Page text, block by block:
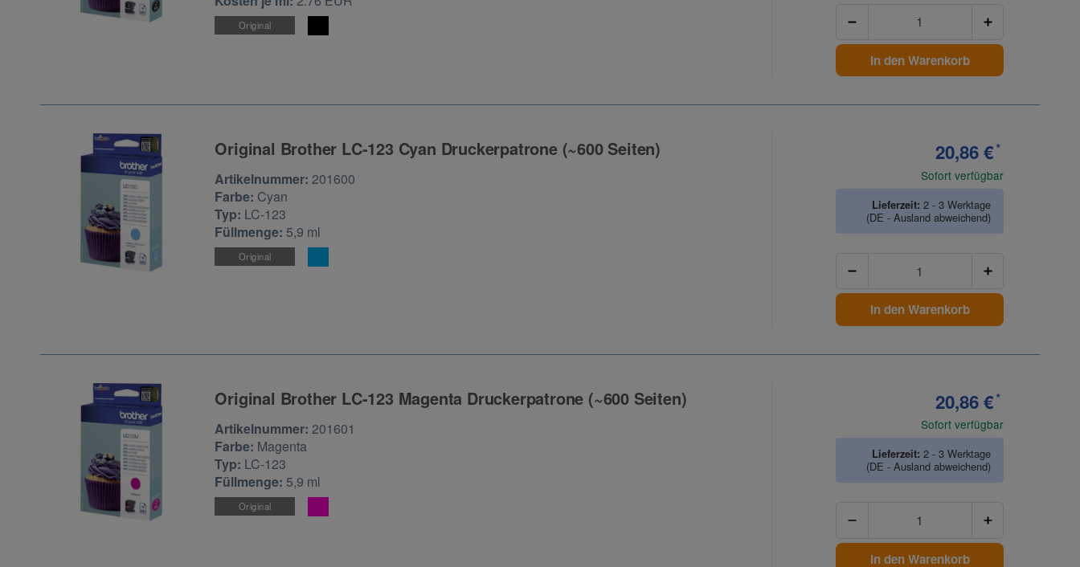
Original
In den Warenkorb
Original Brother LC-123 Cyan Druckerpatrone (~600 Seiten)
Zur Artikelbewertung
Artikelnummer:201600
Farbe: Cyan
Typ: LC-123
Füllmenge: 5,9 ml
Original
20,86 €*
Sofort verfügbar
Lieferzeit: 2 - 3 Werktage
(DE - Ausland abweichend)
In den Warenkorb
Original Brother LC-123 Magenta Druckerpatrone (~600 Seiten)
Zur Artikelbewertung
Artikelnummer:201601
Farbe: Magenta
Typ: LC-123
Füllmenge: 5,9 ml
Original
20,86 €*
Sofort verfügbar
Lieferzeit: 2 - 3 Werktage
(DE - Ausland abweichend)
In den Warenkorb